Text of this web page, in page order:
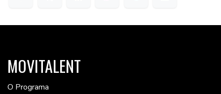
MOVITALENT
O Programa